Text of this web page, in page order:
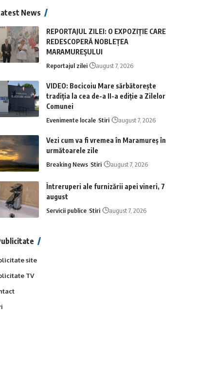
News
REPORTAJUL ZILEI: O EXPOZIȚIE CARE
REDESCOPERĂ NOBLEȚEA
MARAMUREȘULUI
Reportajul zilei august 7, 2026
VIDEO: Bocicoiu Mare sărbătorește
tradiția la cea de-a II-a ediție a Zilelor
Comunei
Evenimente locale Stiri august 7, 2026
Vezi cum va fi vremea în Maramureș în
următoarele zile
Breaking News Stiri august 7, 2026
Întreruperi ale furnizării apei vineri, 7
august
Servicii publice Stiri august 7, 2026
site
TV